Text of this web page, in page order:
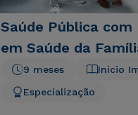
Saúde Pública com
em Saúde da
Início
9 meses
Especialização